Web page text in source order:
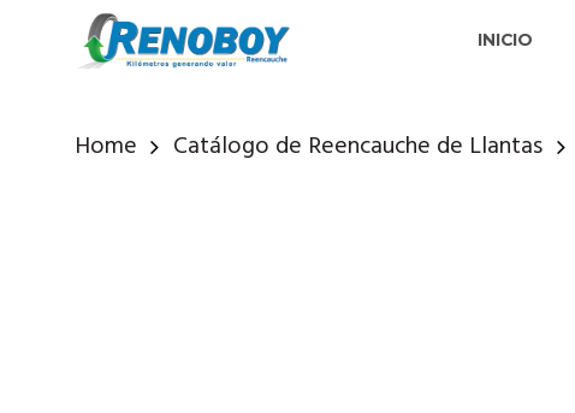
INICIO
Home Catálogo de Reencauche de Llantas